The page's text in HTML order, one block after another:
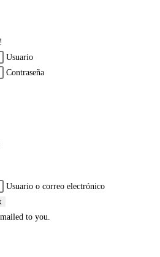
Usuario
Contraseña
Usuario o correo electrónico
to you.